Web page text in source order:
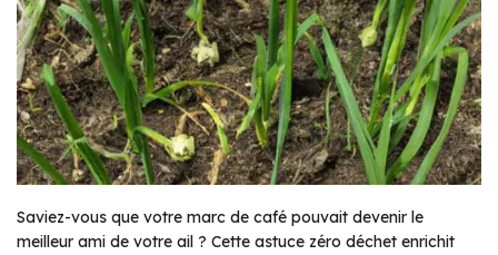
Saviez-vous que votre marc de café pouvait devenir le
meilleur ami de votre ail ? Cette astuce zéro déchet enrichit